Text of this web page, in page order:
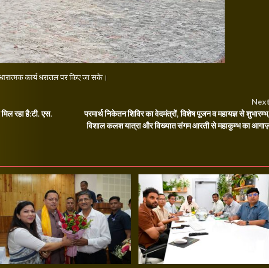
कार्य धरातल पर किए जा सके।
रहा है:टी. एस.
परमार्थ निकेतन शिविर का वेदमंत्रों, विशेष पूजन व महायज्ञ से
विशाल कलश यात्रा और विख्यात संगम आरती से महाकुम्भ का